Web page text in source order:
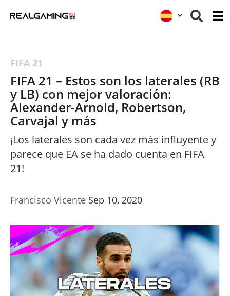
FIFA 21
FIFA 21 – Estos son los laterales (RB
y LB) con mejor valoración:
Alexander-Arnold, Robertson,
Carvajal y más
¡Los laterales son cada vez más influyente y
parece que EA se ha dado cuenta en FIFA
21!
Francisco Vicente Sep 10, 2020